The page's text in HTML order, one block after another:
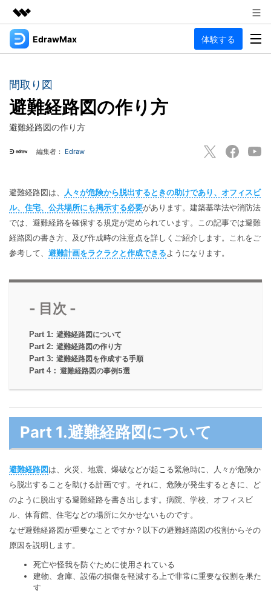
製品
ユーティリティ
概要
ソリューション
企業情報
プラン＆価格
EdrawMax 体験する
EdrawMax
マインドマップソフトウェア
作図種類
図面作成
フローチャート
電気回路図
P&ID
思考整理
メモ取り
その他の図面種類 >>
記事
作図・思考整理に関するプロ記事
AIマインドマップ自動作成 >
ガイド
利用方法を案内します
EdrawMax > EdrawMind >
EdrawMax > EdrawMind >
動作環境
サポートセンター
法人向け
EdrawMax EdrawMind
検索
間取り図
避難経路図の作り方
避難経路図の作り方
編集者： Edraw
避難経路図は、 人々が危険から脱出するときの助けであり、オフィスビ
ル、住宅、公共場所にも掲示する必要があります。建築基準法や消防法
では、避難経路を確保する規定が定められています。この記事では避難
経路図の書き方、及び作成時の注意点を詳しくご紹介します。これをご
参考して、 避難計画をラクラクと作成できるようになります。
- 目次 -
Part 1: 避難経路図について
Part 2: 避難経路図の作り方
Part 3: 避難経路図を作成する手順
Part 4： 避難経路図の事例5選
Part 1.避難経路図について
避難経路図は、火災、地震、爆破などが起こる緊急時に、人々が危険か
ら脱出することを助ける計画です。それに、危険が発生するときに、ど
のように脱出する避難経路を書き出します。病院、学校、オフィスビ
ル、体育館、住宅などの場所に欠かせないものです。
なぜ避難経路図が重要なことですか？以下の避難経路図の役割からその
原因を説明します。
死亡や怪我を防ぐために使用されている
建物、倉庫、設備の損傷を軽減する上で非常に重要な役割を果た
す